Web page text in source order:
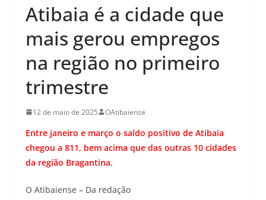
Atibaia é a cidade que
mais gerou empregos
na região no primeiro
trimestre
12 de maio de 2025 OAtibaiense
Entre janeiro e março o saldo positivo de Atibaia
chegou a 811, bem acima que das outras 10 cidades
da região Bragantina.
O Atibaiense – Da redação